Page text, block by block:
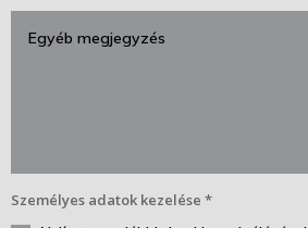
Személyes adatok kezelése *